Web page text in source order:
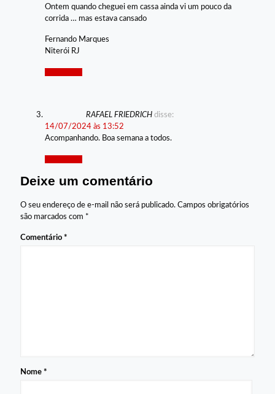
Ontem quando cheguei em cassa ainda vi um pouco da
corrida … mas estava cansado
Fernando Marques
Niterói RJ
RAFAEL FRIEDRICH disse:
14/07/2024 às 13:52
Acompanhando. Boa semana a todos.
Deixe um comentário
O seu endereço de e-mail não será publicado. Campos obrigatórios
são marcados com *
Comentário *
Nome *